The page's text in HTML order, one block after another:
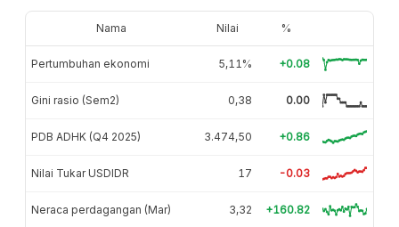
Nama Nilai %
Pertumbuhan ekonomi 5,11% +0.08
Gini rasio (Sem2) 0,38 0.00
PDB ADHK (Q4 2025) 3.474,50 +0.86
Nilai Tukar USDIDR 17 -0.03
Neraca perdagangan (Mar) 3,32 +160.82